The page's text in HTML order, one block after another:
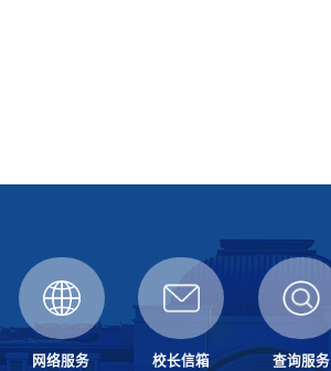
网络服务 校长信箱 查询服务